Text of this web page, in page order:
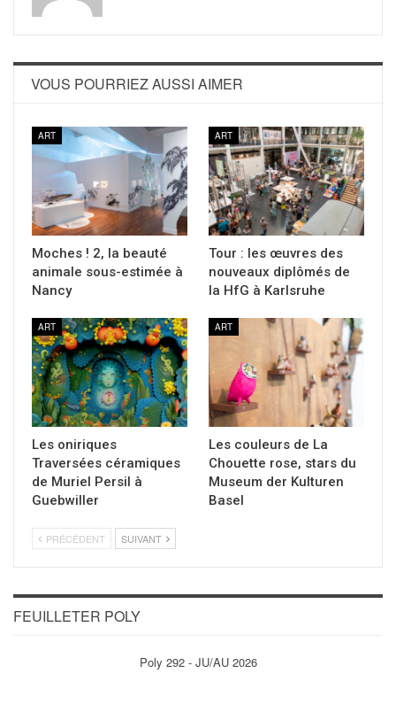
VOUS POURRIEZ AUSSI AIMER
ART
Moches ! 2, la beauté
animale sous-estimée à
Nancy
ART
Tour : les œuvres des
nouveaux diplômés de
la HfG à Karlsruhe
ART
Les oniriques
Traversées céramiques
de Muriel Persil à
Guebwiller
ART
Les couleurs de La
Chouette rose, stars du
Museum der Kulturen
Basel
PRÉCÉDENT SUIVANT
FEUILLETER POLY
Poly 292 - JU/AU 2026